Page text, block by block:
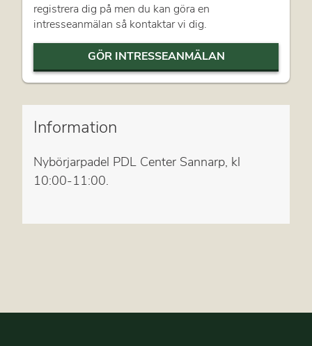
Information
Nybörjarpadel PDL Center Sannarp, kl
10:00-11:00.
registrera dig på men du kan göra en
intresseanmälan så kontaktar vi dig.
GÖR INTRESSEANMÄLAN